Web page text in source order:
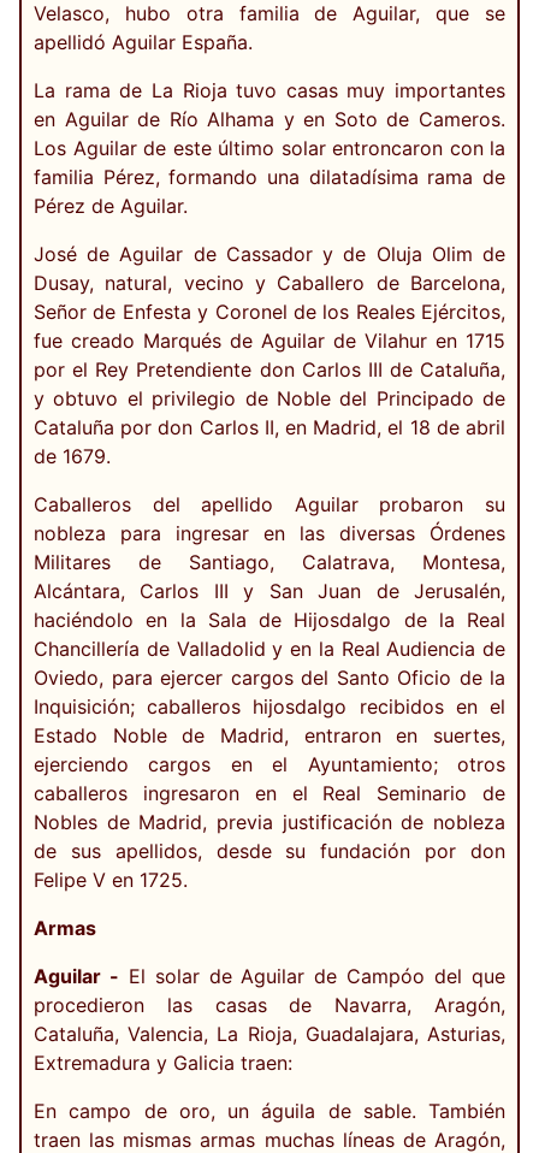
Velasco, hubo otra familia de Aguilar, que se
apellidó Aguilar España.
La rama de La Rioja tuvo casas muy importantes
en Aguilar de Río Alhama y en Soto de Cameros.
Los Aguilar de este último solar entroncaron con la
familia Pérez, formando una dilatadísima rama de
Pérez de Aguilar.
José de Aguilar de Cassador y de Oluja Olim de
Dusay, natural, vecino y Caballero de Barcelona,
Señor de Enfesta y Coronel de los Reales Ejércitos,
fue creado Marqués de Aguilar de Vilahur en 1715
por el Rey Pretendiente don Carlos III de Cataluña,
y obtuvo el privilegio de Noble del Principado de
Cataluña por don Carlos II, en Madrid, el 18 de abril
de 1679.
Caballeros del apellido Aguilar probaron su
nobleza para ingresar en las diversas Órdenes
Militares de Santiago, Calatrava, Montesa,
Alcántara, Carlos III y San Juan de Jerusalén,
haciéndolo en la Sala de Hijosdalgo de la Real
Chancillería de Valladolid y en la Real Audiencia de
Oviedo, para ejercer cargos del Santo Oficio de la
Inquisición; caballeros hijosdalgo recibidos en el
Estado Noble de Madrid, entraron en suertes,
ejerciendo cargos en el Ayuntamiento; otros
caballeros ingresaron en el Real Seminario de
Nobles de Madrid, previa justificación de nobleza
de sus apellidos, desde su fundación por don
Felipe V en 1725.
Armas
Aguilar - El solar de Aguilar de Campóo del que
procedieron las casas de Navarra, Aragón,
Cataluña, Valencia, La Rioja, Guadalajara, Asturias,
Extremadura y Galicia traen:
En campo de oro, un águila de sable. También
traen las mismas armas muchas líneas de Aragón,